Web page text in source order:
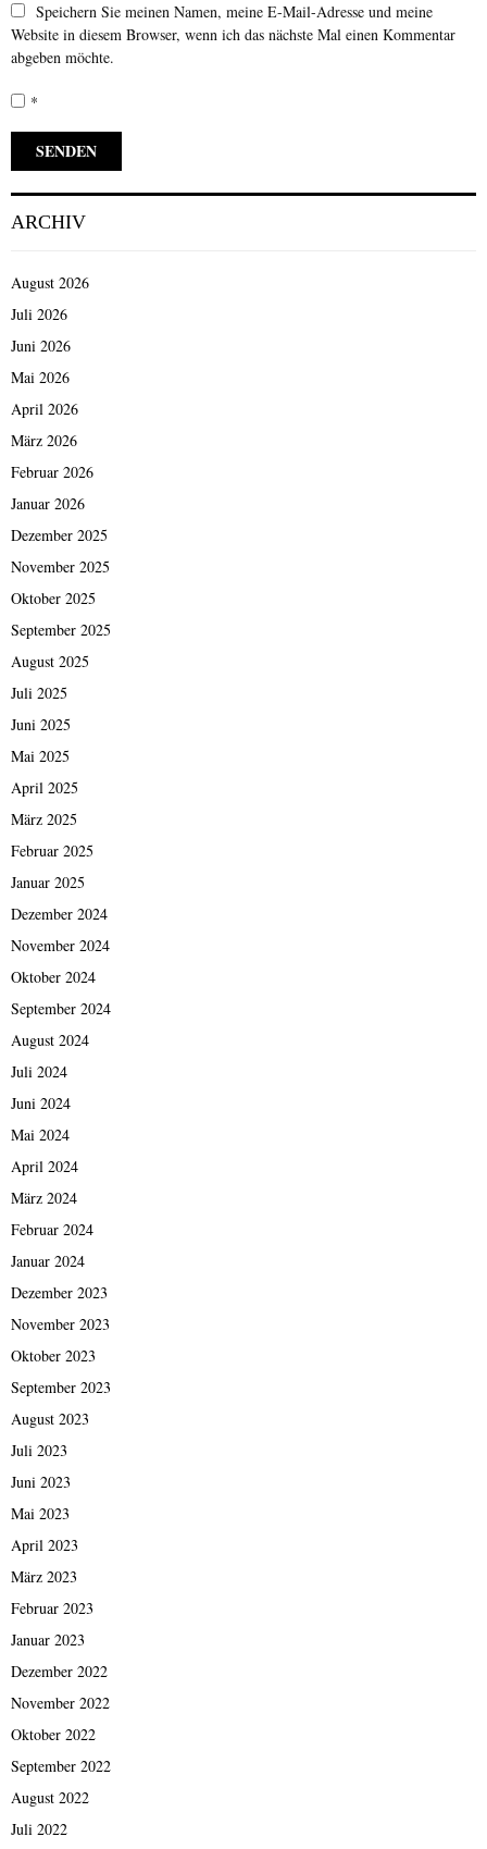
Speichern Sie meinen Namen, meine E-Mail-Adresse und meine
Website in diesem Browser, wenn ich das nächste Mal einen Kommentar
abgeben möchte.
*
ARCHIV
August 2026
Juli 2026
Juni 2026
Mai 2026
April 2026
März 2026
Februar 2026
Januar 2026
Dezember 2025
November 2025
Oktober 2025
September 2025
August 2025
Juli 2025
Juni 2025
Mai 2025
April 2025
März 2025
Februar 2025
Januar 2025
Dezember 2024
November 2024
Oktober 2024
September 2024
August 2024
Juli 2024
Juni 2024
Mai 2024
April 2024
März 2024
Februar 2024
Januar 2024
Dezember 2023
November 2023
Oktober 2023
September 2023
August 2023
Juli 2023
Juni 2023
Mai 2023
April 2023
März 2023
Februar 2023
Januar 2023
Dezember 2022
November 2022
Oktober 2022
September 2022
August 2022
Juli 2022